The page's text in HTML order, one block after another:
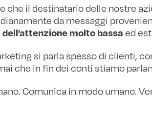
che il destinatario delle nostre
da messaggi
dell’attenzione molto bassaed
si parla spesso di clienti,
che in fin dei conti stiamo
Comunica in modo umano.